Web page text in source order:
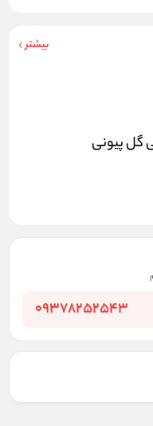
بیشتر
گل پیونی
09378252543